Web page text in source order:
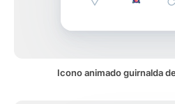
Icono animado guirnalda